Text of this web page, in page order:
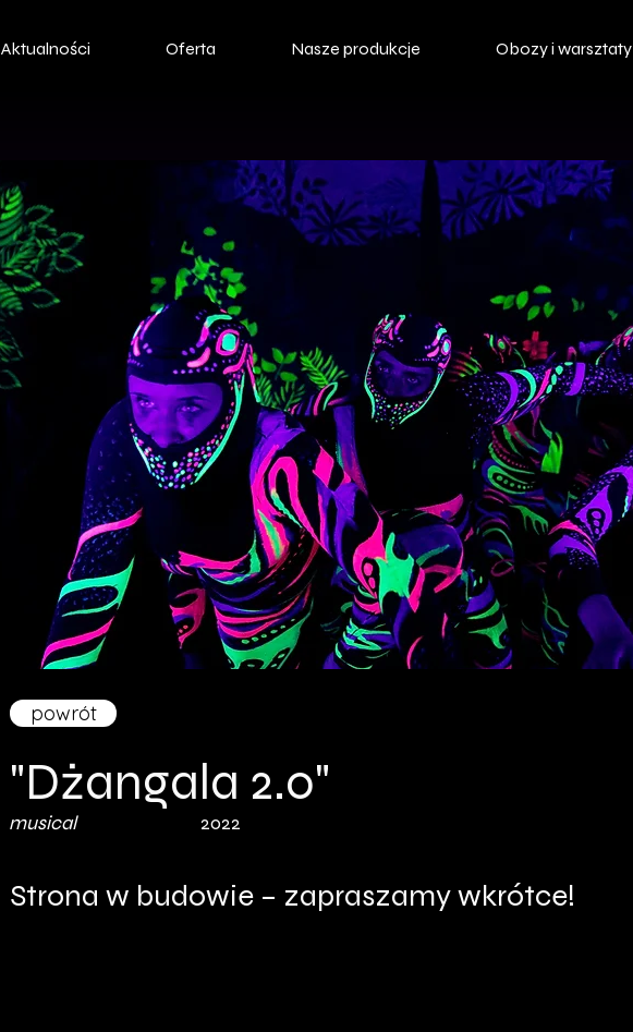
Aktualności Oferta Nasze produkcje Obozy i warsztaty
powrót
"Dżangala 2.0"
2022
musical
Strona w budowie – zapraszamy wkrótce!